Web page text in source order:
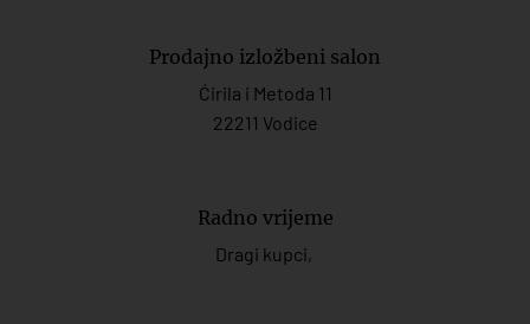
Prodajno izložbeni salon
Ćirila i Metoda 11
22211 Vodice
Radno vrijeme
Dragi kupci,